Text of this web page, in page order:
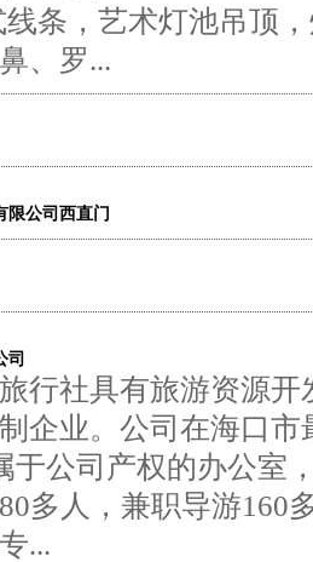
条，艺术灯池吊顶
、罗...
限公司西直门
司
行社具有旅游资源
企业。公司在海口
于公司产权的办公室
多人，兼职导游160
...